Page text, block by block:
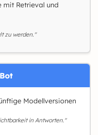
mit Retrieval und
zu werden."
Modellversionen
in Antworten."